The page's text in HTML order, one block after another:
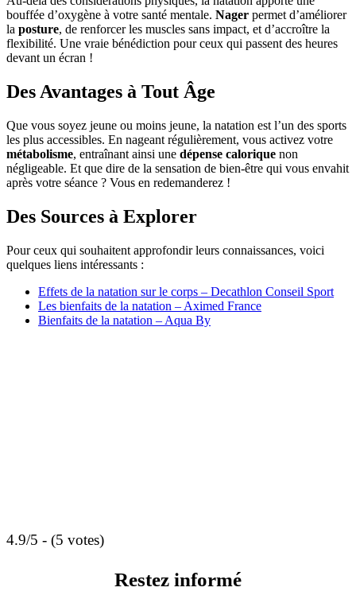
bouffée d’oxygène à votre santé mentale. Nager permet d’améliorer
la posture, de renforcer les muscles sans impact, et d’accroître la
flexibilité. Une vraie bénédiction pour ceux qui passent des heures
devant un écran !
Des Avantages à Tout Âge
Que vous soyez jeune ou moins jeune, la natation est l’un des sports
les plus accessibles. En nageant régulièrement, vous activez votre
métabolisme, entraînant ainsi une dépense calorique non
négligeable. Et que dire de la sensation de bien-être qui vous envahit
après votre séance ? Vous en redemanderez !
Des Sources à Explorer
Pour ceux qui souhaitent approfondir leurs connaissances, voici
quelques liens intéressants :
Effets de la natation sur le corps – Decathlon Conseil Sport
Les bienfaits de la natation – Aximed France
Bienfaits de la natation – Aqua By
4.9/5 - (5 votes)
Restez informé